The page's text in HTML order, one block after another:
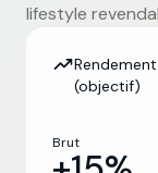
lifestyle
(objectif)
Brut